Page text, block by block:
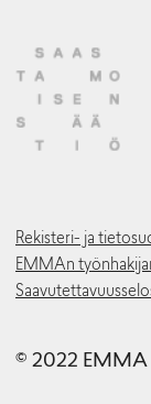
Rekisteri- ja
EMMAn
© 2022